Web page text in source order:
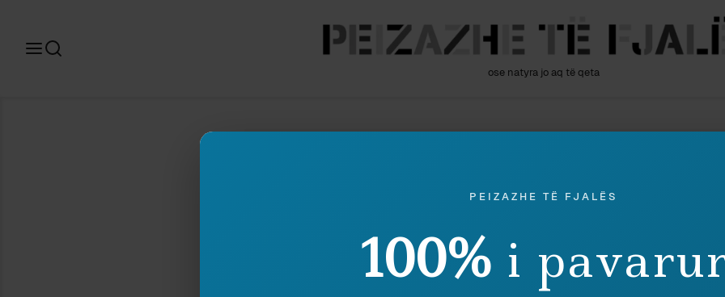
ose natyra jo aq të qeta
Search
PEIZAZHE TË FJALËS
100% i